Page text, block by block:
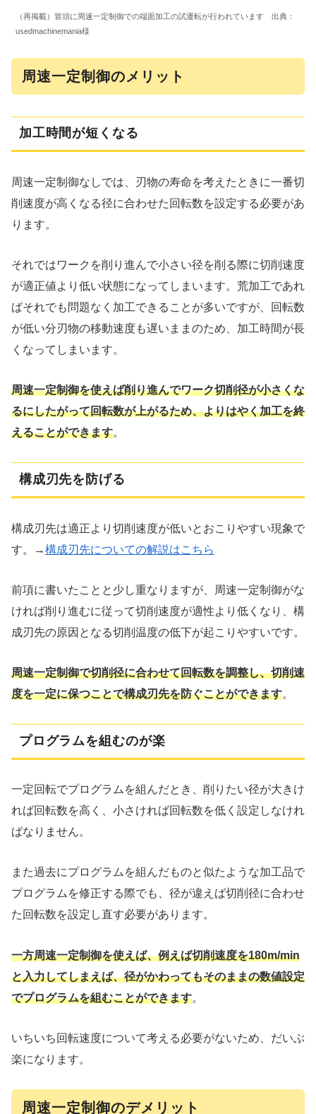
（再掲載）冒頭に周速一定制御での端面加工の試運転が行われています 出典：
usedmachinemania様
周速一定制御のメリット
加工時間が短くなる
周速一定制御なしでは、刃物の寿命を考えたときに一番切
削速度が高くなる径に合わせた回転数を設定する必要があ
ります。
それではワークを削り進んで小さい径を削る際に切削速度
が適正値より低い状態になってしまいます。荒加工であれ
ばそれでも問題なく加工できることが多いですが、回転数
が低い分刃物の移動速度も遅いままのため、加工時間が長
くなってしまいます。
周速一定制御を使えば削り進んでワーク切削径が小さくな
るにしたがって回転数が上がるため、よりはやく加工を終
えることができます。
構成刃先を防げる
構成刃先は適正より切削速度が低いとおこりやすい現象で
す。→構成刃先についての解説はこちら
前項に書いたことと少し重なりますが、周速一定制御がな
ければ削り進むに従って切削速度が適性より低くなり、構
成刃先の原因となる切削温度の低下が起こりやすいです。
周速一定制御で切削径に合わせて回転数を調整し、切削速
度を一定に保つことで構成刃先を防ぐことができます。
プログラムを組むのが楽
一定回転でプログラムを組んだとき、削りたい径が大きけ
れば回転数を高く、小さければ回転数を低く設定しなけれ
ばなりません。
また過去にプログラムを組んだものと似たような加工品で
プログラムを修正する際でも、径が違えば切削径に合わせ
た回転数を設定し直す必要があります。
一方周速一定制御を使えば、例えば切削速度を180m/min
と入力してしまえば、径がかわってもそのままの数値設定
でプログラムを組むことができます。
いちいち回転速度について考える必要がないため、だいぶ
楽になります。
周速一定制御のデメリット